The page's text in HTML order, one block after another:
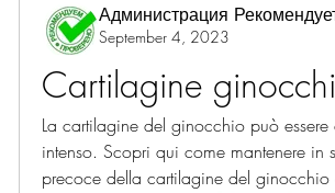
Администрация
September 4, 2023
Cartilagine
La cartilagine del ginocchio può
intenso. Scopri qui come mantenere in
precoce della cartilagine del